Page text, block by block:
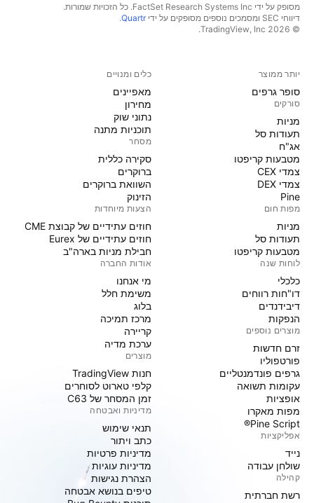
מסופק על ידי FactSet Research Systems Inc. כל הזכויות שמורות.
דיווחי SEC ומסמכים נוספים מסופקים על ידי
Quartr
.
© 2026 ‏TradingView, Inc.‏
יותר ממוצר
סופר גרפים
סורקים
מניות‏
תעודות סל
אג"ח
מטבעות קריפטו
צמדי CEX
צמדי DEX
Pine
מפות חום
מניות‏
תעודות סל
מטבעות קריפטו
לוחות שנה
כלכלי
דו"חות רווחים
דיבידנדים
הנפקות
מוצרים נוספים
זרם חדשות
פורטפוליו
גרפים פונדמנטליים
עקומות תשואה
אופציות
מפות מאקרו
Pine Script®
אפליקציות
נייד
שולחן עבודה
קהילה
רשת חברתית
כלים ומנויים
מאפיינים
מחירון
נתוני שוק
תוכניות מתנה
מסחר
סקירה כללית
ברוקרים
השוואת ברוקרים
הזינוק
הצעות מיוחדות
חוזים עתידיים של קבוצת CME
חוזים עתידיים של Eurex
חבילת מניות בארה"ב
אודות החברה
מי אנחנו
משימת חלל
בלוג
מרכז תמיכה
קריירה
ערכת מדיה
מוצרים
חנות TradingView
קלפי טארוט לסוחרים
זמן המסחר של C63
מדיניות ואבטחה
תנאי שימוש
כתב ויתור
מדיניות פרטיות
מדיניות עוגיות
הצהרת נגישות
טיפים בנושא אבטחה